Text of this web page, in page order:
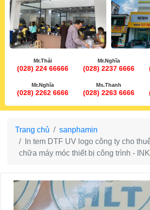
Mr.Thái
(028) 224 66666
Mr.Nghĩa
(028) 2237 6666
Mr.Nghĩa
(028) 2262 6666
Ms.Thanh
(028) 2263 6666
Trang chủ
sanphamin
In tem DTF UV logo công ty cho
chữa máy móc thiết bị công trình -